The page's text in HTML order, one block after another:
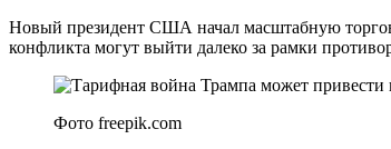
Новый президент США начал масштабную
конфликта могут выйти далеко за рамки
Фото freepik.com